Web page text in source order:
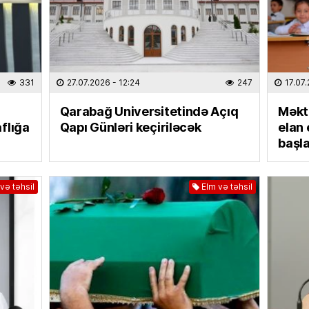
SƏHIYYƏ
Hər
Bu
331 27.07.2026 - 12:24 247
Qarabağ Universitetində Açıq
Qapı Günləri keçiriləcək
elan
təhsil Elm və təhsil